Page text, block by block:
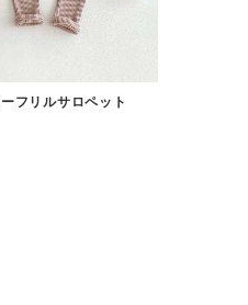
フリルサロペット